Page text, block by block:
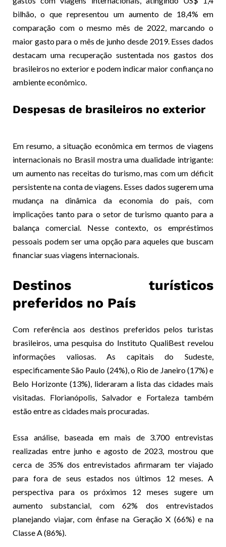
bilhão, o que representou um aumento de 18,4% em
comparação com o mesmo mês de 2022, marcando o
maior gasto para o mês de junho desde 2019. Esses dados
destacam uma recuperação sustentada nos gastos dos
brasileiros no exterior e podem indicar maior confiança no
ambiente econômico.
Despesas de brasileiros no exterior
Em resumo, a situação econômica em termos de viagens
internacionais no Brasil mostra uma dualidade intrigante:
um aumento nas receitas do turismo, mas com um déficit
persistente na conta de viagens. Esses dados sugerem uma
mudança na dinâmica da economia do país, com
implicações tanto para o setor de turismo quanto para a
balança comercial. Nesse contexto, os empréstimos
pessoais podem ser uma opção para aqueles que buscam
financiar suas viagens internacionais.
Destinos turísticos
preferidos no País
Com referência aos destinos preferidos pelos turistas
brasileiros, uma pesquisa do Instituto QualiBest revelou
informações valiosas. As capitais do Sudeste,
especificamente São Paulo (24%), o Rio de Janeiro (17%) e
Belo Horizonte (13%), lideraram a lista das cidades mais
visitadas. Florianópolis, Salvador e Fortaleza também
estão entre as cidades mais procuradas.
Essa análise, baseada em mais de 3.700 entrevistas
realizadas entre junho e agosto de 2023, mostrou que
cerca de 35% dos entrevistados afirmaram ter viajado
para fora de seus estados nos últimos 12 meses. A
perspectiva para os próximos 12 meses sugere um
aumento substancial, com 62% dos entrevistados
planejando viajar, com ênfase na Geração X (66%) e na
Classe A (86%).